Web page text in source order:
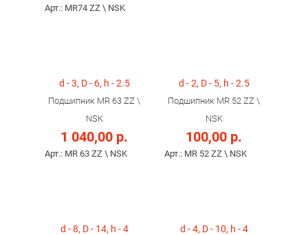
Арт.: MR74 ZZ \ NSK
d - 3, D - 6, h - 2.5
Подшипник MR 63 ZZ \
NSK
1 040,00 р.
Арт.: MR 63 ZZ \ NSK
d - 2, D - 5, h - 2.5
Подшипник MR 52 ZZ \
NSK
100,00 р.
Арт.: MR 52 ZZ \ NSK
d - 8, D - 14, h - 4 d - 4, D - 10, h - 4